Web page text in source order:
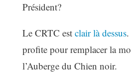
Président?
Le CRTC est clair là dessus
profite pour remplacer la
l’Auberge du Chien noir.